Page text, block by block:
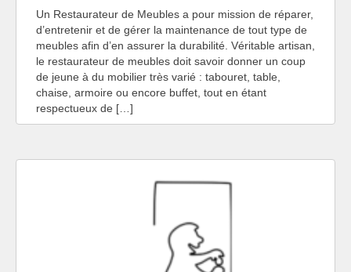
Un Restaurateur de Meubles a pour mission de réparer,
d’entretenir et de gérer la maintenance de tout type de
meubles afin d’en assurer la durabilité. Véritable artisan,
le restaurateur de meubles doit savoir donner un coup
de jeune à du mobilier très varié : tabouret, table,
chaise, armoire ou encore buffet, tout en étant
respectueux de […]